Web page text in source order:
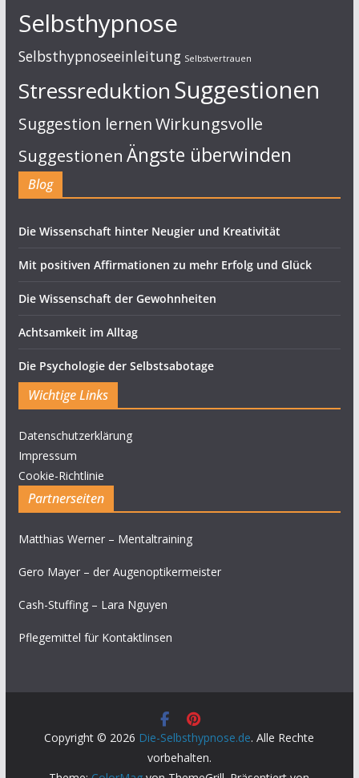
Selbsthypnose
Selbsthypnoseeinleitung Selbstvertrauen
StressreduktionSuggestionen
Suggestion lernenWirkungsvolle
Suggestionen Ängste überwinden
Blog
Die Wissenschaft hinter Neugier und Kreativität
Mit positiven Affirmationen zu mehr Erfolg und Glück
Die Wissenschaft der Gewohnheiten
Achtsamkeit im Alltag
Die Psychologie der Selbstsabotage
Wichtige Links
Datenschutzerklärung
Impressum
Cookie-Richtlinie
Partnerseiten
Matthias Werner – Mentaltraining
Gero Mayer – der Augenoptikermeister
Cash-Stuffing – Lara Nguyen
Pflegemittel für Kontaktlinsen
Copyright © 2026 Die-Selbsthypnose.de. Alle Rechte
vorbehalten.